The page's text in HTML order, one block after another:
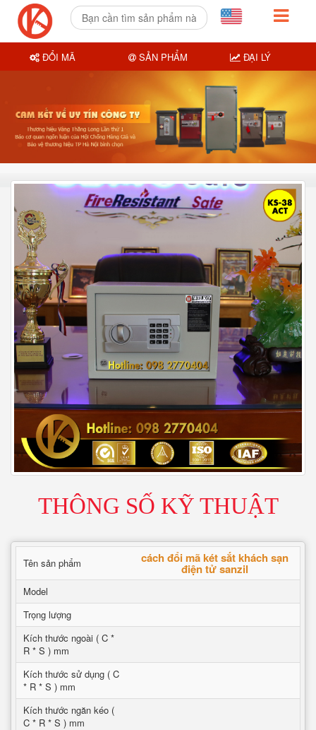
THÔNG SỐ KỸ THUẬT
Tên sản phẩm cách đổi mã két sắt khách sạn
điện tử sanzil
Model
Trọng lượng
Kích thước ngoài ( C *
R * S ) mm
Kích thước sử dụng ( C
* R * S ) mm
Kích thước ngăn kéo (
C * R * S ) mm
ĐỔI MÃ SẢN PHẨM ĐẠI LÝ